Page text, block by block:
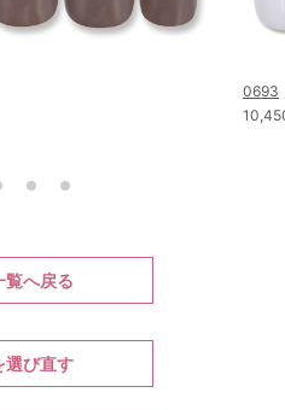
0693
覧へ戻る
選び直す